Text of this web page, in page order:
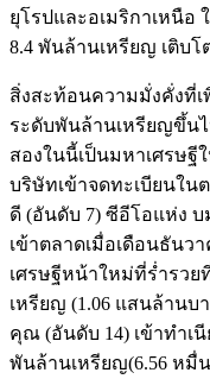
ยุโรปและอเมริกาเหนือ
8.4 พันล้านเหรียญ เติบโ
สิ่งสะท้อนความมั่งคั่งที่
ระดับพันล้านเหรียญขึ้นไ
สองในนี้เป็นมหาเศรษฐี
บริษัทเข้าจดทะเบียนใน
ดี (อันดับ 7) ซีอีโอแห่ง บ
เข้าตลาดเมื่อเดือนธันว
เศรษฐีหน้าใหม่ที่ร่ำรว
เหรียญ (1.06 แสนล้าน
คุณ (อันดับ 14) เข้าทำเ
พันล้านเหรียญ(6.56 หมื่